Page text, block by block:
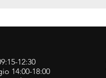
12:30
18:00